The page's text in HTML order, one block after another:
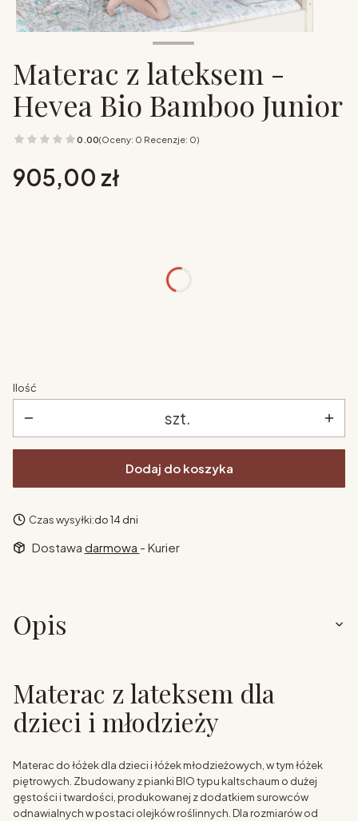
Materac z lateksem -
Hevea Bio Bamboo Junior
0.00(Oceny: 0 Recenzje: 0)
Cena
905,00 zł
Ilość
szt.
Dodaj do koszyka
Czas wysyłki:do 14 dni
Dostawa darmowa - Kurier
Opis
Materac z lateksem dla
dzieci i młodzieży
Materac do łóżek dla dzieci i łóżek młodzieżowych, w tym łóżek
piętrowych. Zbudowany z pianki BIO typu kaltschaum o dużej
gęstości i twardości, produkowanej z dodatkiem surowców
odnawialnych w postaci olejków roślinnych. Dla rozmiarów od